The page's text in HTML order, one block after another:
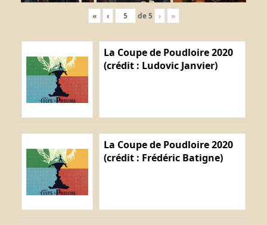
« ‹ de5 › »
La Coupe de Poudloire 2020
(crédit : Ludovic Janvier)
La Coupe de Poudloire 2020
(crédit : Frédéric Batigne)